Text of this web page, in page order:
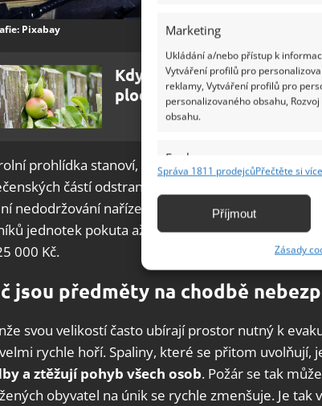
Marketing
Ukládání a/nebo přístup k
Vytváření profilů pro
reklamy, Vytváření profilů pro
personalizovaného obsahu,
obsahu.
Funkce
Identifikace zařízení na základě
základě aktivně
Zajištění bezpečnosti,
odstraňování chyb,
Ukládání a sdělování voleb
Správa 1811 prodejcůPřečtěte si
Příjmout
Zásady
Pixabay
Když větve sahají přes
plody jsou součástí
prohlídka stanoví, které předměty musí
částí odstranit a
nedodržování nařízení vyplývajících z této
jednotek pokuta až půl milionu. Fyzické osoby
000 Kč.
jsou předměty na chodbě
svou velikostí často ubírají prostor nutný k
rychle hoří. Spaliny, které se přitom uvolňují,
a ztěžují pohyb všech osob. Požár se tak
obyvatel na únik se rychle zmenšuje. Je tak